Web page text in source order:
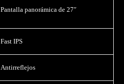
Pantalla panorámica de 27″
Fast IPS
Antirreflejos